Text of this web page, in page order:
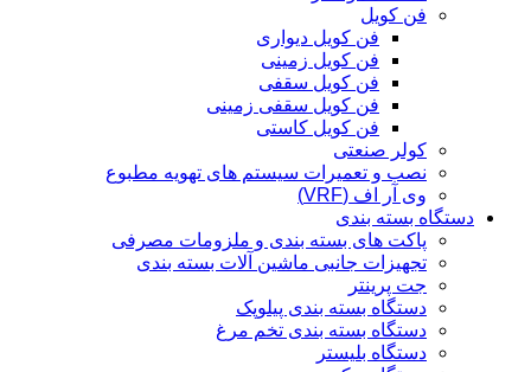
فن کویل
فن کویل دیواری
فن کویل زمینی
فن کویل سقفی
فن کویل سقفی زمینی
فن کویل کاستی
کولر صنعتی
نصب و تعمیرات سیستم های تهویه مطبوع
وی آر اف (VRF)
دستگاه بسته بندی
پاکت های بسته بندی و ملزومات مصرفی
تجهیزات جانبی ماشین آلات بسته بندی
جت پرینتر
دستگاه بسته بندی پیلوپک
دستگاه بسته بندی تخم مرغ
دستگاه بلیستر